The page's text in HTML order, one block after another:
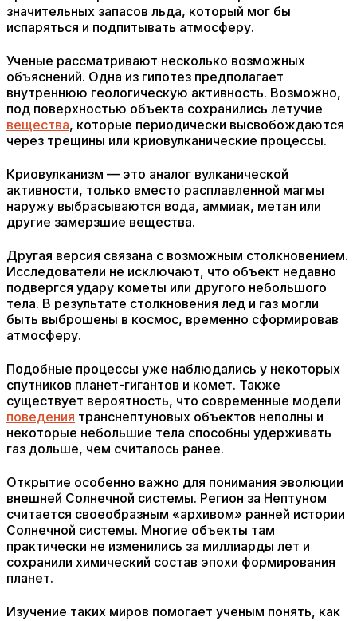
значительных запасов льда, который мог бы
испаряться и подпитывать атмосферу.
Ученые рассматривают несколько возможных
объяснений. Одна из гипотез предполагает
внутреннюю геологическую активность. Возможно,
под поверхностью объекта сохранились летучие
вещества, которые периодически высвобождаются
через трещины или криовулканические процессы.
Криовулканизм — это аналог вулканической
активности, только вместо расплавленной магмы
наружу выбрасываются вода, аммиак, метан или
другие замерзшие вещества.
Другая версия связана с возможным столкновением.
Исследователи не исключают, что объект недавно
подвергся удару кометы или другого небольшого
тела. В результате столкновения лед и газ могли
быть выброшены в космос, временно сформировав
атмосферу.
Подобные процессы уже наблюдались у некоторых
спутников планет-гигантов и комет. Также
существует вероятность, что современные модели
поведения транснептуновых объектов неполны и
некоторые небольшие тела способны удерживать
газ дольше, чем считалось ранее.
Открытие особенно важно для понимания эволюции
внешней Солнечной системы. Регион за Нептуном
считается своеобразным «архивом» ранней истории
Солнечной системы. Многие объекты там
практически не изменились за миллиарды лет и
сохранили химический состав эпохи формирования
планет.
Изучение таких миров помогает ученым понять, как